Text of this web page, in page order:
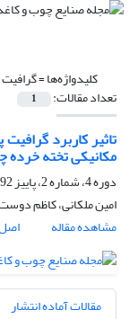
کلیدواژه‌ها =
تعداد مقالات: 1
تاثیر کاربرد
مکانیکی تخته خرده چوب
دوره 4، شماره 2، پاییز 1392، صفحه
امین ملکانی، کاظم
مشاهده مقاله
مقالات آماده انتشار